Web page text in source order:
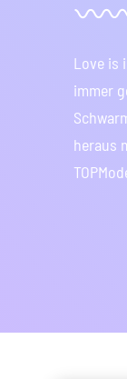
Love is
immer
heraus